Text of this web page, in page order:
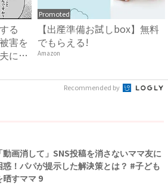
る
害を
に電
Promoted
【出産準備お試しbox】無料
でもらえる!
Amazon
Recommended by
「動画消して」SNS投稿を消さないママ友に
惑！パパが提示した解決策とは？ #子ども
晒すママ 9